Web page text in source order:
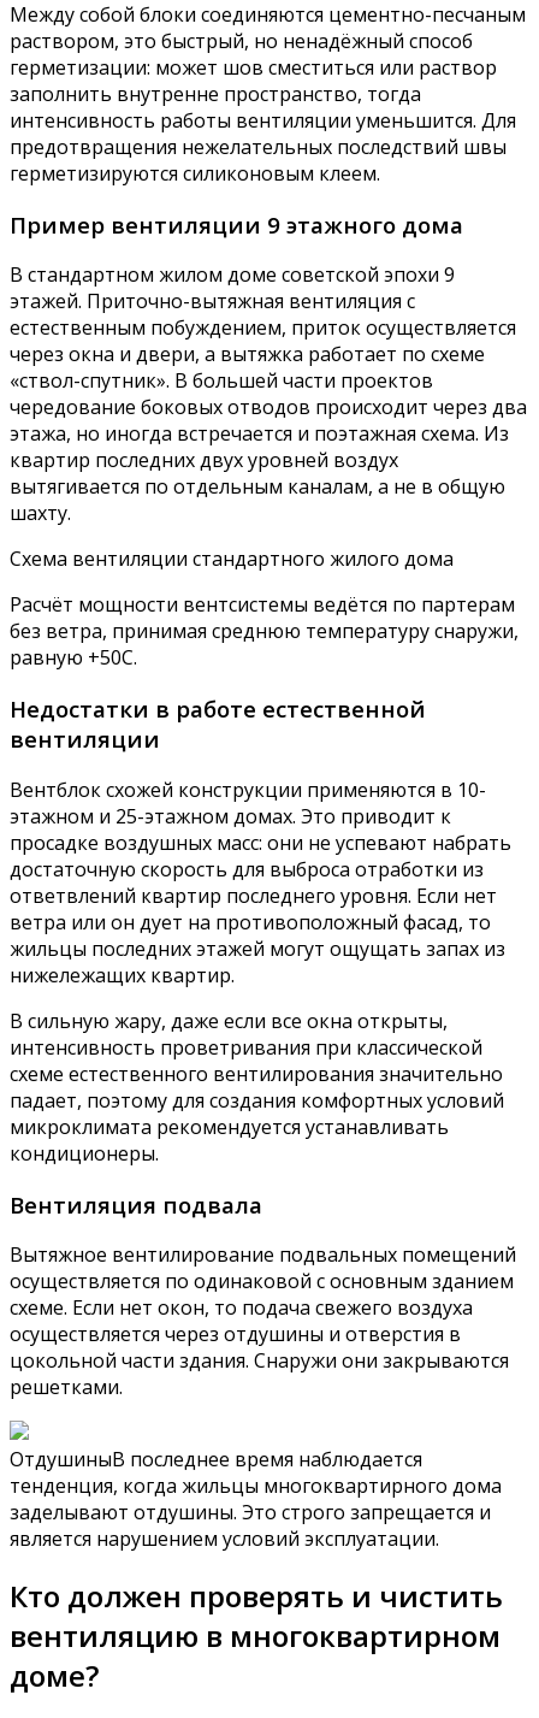
Между собой блоки соединяются цементно-песчаным
раствором, это быстрый, но ненадёжный способ
герметизации: может шов сместиться или раствор
заполнить внутренне пространство, тогда
интенсивность работы вентиляции уменьшится. Для
предотвращения нежелательных последствий швы
герметизируются силиконовым клеем.
Пример вентиляции 9 этажного дома
В стандартном жилом доме советской эпохи 9
этажей. Приточно-вытяжная вентиляция с
естественным побуждением, приток осуществляется
через окна и двери, а вытяжка работает по схеме
«ствол-спутник». В большей части проектов
чередование боковых отводов происходит через два
этажа, но иногда встречается и поэтажная схема. Из
квартир последних двух уровней воздух
вытягивается по отдельным каналам, а не в общую
шахту.
Схема вентиляции стандартного жилого дома
Расчёт мощности вентсистемы ведётся по партерам
без ветра, принимая среднюю температуру снаружи,
равную +50С.
Недостатки в работе естественной
вентиляции
Вентблок схожей конструкции применяются в 10-
этажном и 25-этажном домах. Это приводит к
просадке воздушных масс: они не успевают набрать
достаточную скорость для выброса отработки из
ответвлений квартир последнего уровня. Если нет
ветра или он дует на противоположный фасад, то
жильцы последних этажей могут ощущать запах из
нижележащих квартир.
В сильную жару, даже если все окна открыты,
интенсивность проветривания при классической
схеме естественного вентилирования значительно
падает, поэтому для создания комфортных условий
микроклимата рекомендуется устанавливать
кондиционеры.
Вентиляция подвала
Вытяжное вентилирование подвальных помещений
осуществляется по одинаковой с основным зданием
схеме. Если нет окон, то подача свежего воздуха
осуществляется через отдушины и отверстия в
цокольной части здания. Снаружи они закрываются
решетками.
ОтдушиныВ последнее время наблюдается
тенденция, когда жильцы многоквартирного дома
заделывают отдушины. Это строго запрещается и
является нарушением условий эксплуатации.
Кто должен проверять и чистить
вентиляцию в многоквартирном
доме?